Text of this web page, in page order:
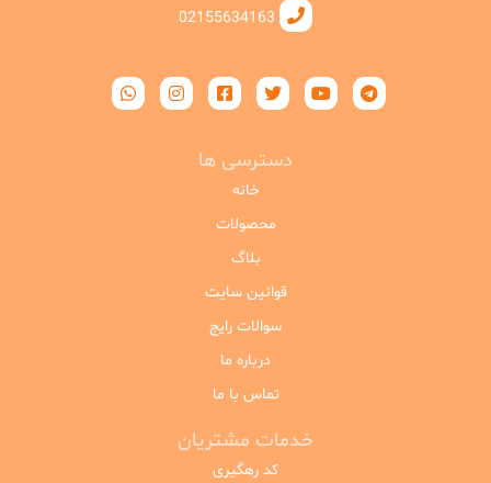
02155634163
دسترسی ها
خانه
محصولات
بلاگ
قوانین سایت
سوالات رایج
درباره ما
تماس با ما
خدمات مشتریان
کد رهگیری